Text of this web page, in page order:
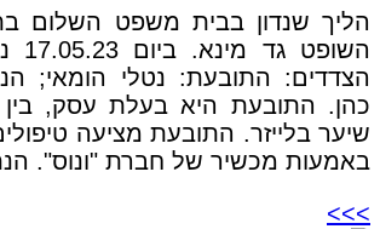
הליך שנדון בבית משפט השלום
הצדדים: התובעת: נטלי הומאי;
כהן. התובעת היא בעלת עסק,
שיער בלייזר. התובעת מציעה
באמעות מכשיר של חברת "ונוס".
>>>